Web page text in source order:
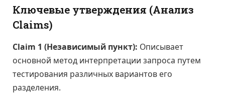
Ключевые утверждения (Анализ
Claims)
Claim 1 (Независимый пункт): Описывает
основной метод интерпретации запроса путем
тестирования различных вариантов его
разделения.